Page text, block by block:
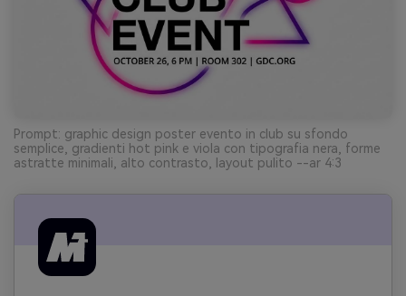
Prompt: graphic design poster evento in club su sfondo
semplice, gradienti hot pink e viola con tipografia nera, forme
astratte minimali, alto contrasto, layout pulito --ar 4:3